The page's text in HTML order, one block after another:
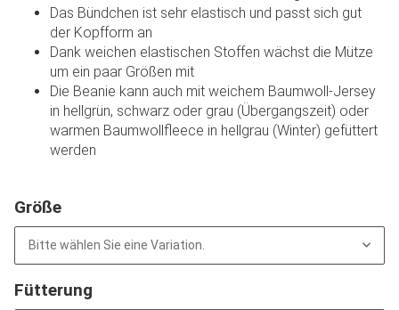
Das Bündchen ist sehr elastisch und passt sich gut
der Kopfform an
Dank weichen elastischen Stoffen wächst die Mütze
um ein paar Größen mit
Die Beanie kann auch mit weichem Baumwoll-Jersey
in hellgrün, schwarz oder grau (Übergangszeit) oder
warmen Baumwollfleece in hellgrau (Winter) gefüttert
werden
Größe
Bitte wählen Sie eine Variation.
Fütterung